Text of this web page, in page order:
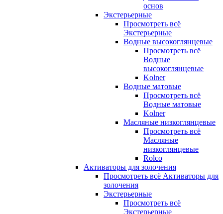
основ
Экстерьерные
Просмотреть всё
Экстерьерные
Водные высокоглянцевые
Просмотреть всё
Водные
высокоглянцевые
Kolner
Водные матовые
Просмотреть всё
Водные матовые
Kolner
Масляные низкоглянцевые
Просмотреть всё
Масляные
низкоглянцевые
Rolco
Активаторы для золочения
Просмотреть всё Активаторы для
золочения
Экстерьерные
Просмотреть всё
Экстерьерные